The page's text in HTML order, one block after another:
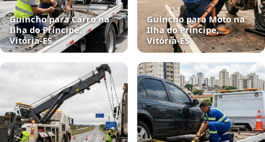
Guincho para Carro na
Ilha do Príncipe,
Vitória‑ES
Guincho para Moto na
Ilha do Príncipe,
Vitória‑ES